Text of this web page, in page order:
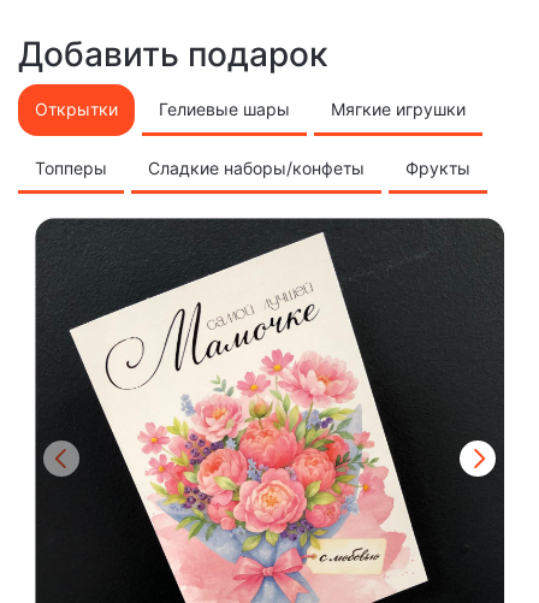
Добавить подарок
Открытки Гелиевые шары Мягкие игрушки
Топперы Сладкие наборы/конфеты Фрукты